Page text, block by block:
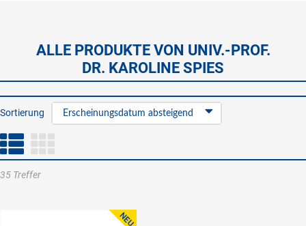
ALLE PRODUKTE VON UNIV.-PROF.
DR. KAROLINE SPIES
Sortierung Erscheinungsdatum absteigend
35 Treffer